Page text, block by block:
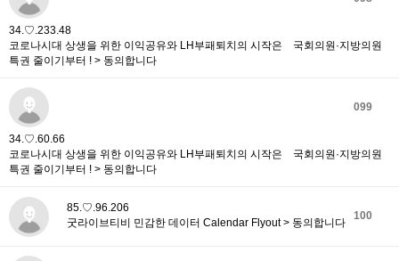
34.♡.233.48
코로나시대 상생을 위한 이익공유와 LH부패퇴치의 시작은 국회의원·지방의원
특권 줄이기부터 ! > 동의합니다
099
34.♡.60.66
코로나시대 상생을 위한 이익공유와 LH부패퇴치의 시작은 국회의원·지방의원
특권 줄이기부터 ! > 동의합니다
100
85.♡.96.206
굿라이브티비 민감한 데이터 Calendar Flyout > 동의합니다